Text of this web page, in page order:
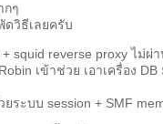
กๆ
ดวิธีเลยครับ
squid reverse proxy ไม่ผ่
เข้าช่วย เอาเครื่อง
ระบบ session + SMF